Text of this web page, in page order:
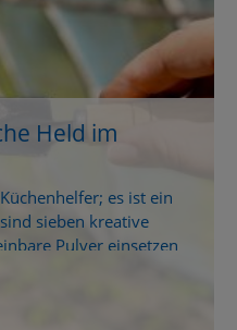
Held im
es ist ein
sieben kreative
Pulver einsetzen
1. Ameisen